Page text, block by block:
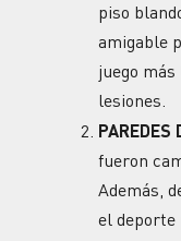
piso
amigable
juego
lesiones.
PAREDES
fueron
Además,
el deporte